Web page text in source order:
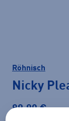
Röhnisch
Nicky
89,90 €